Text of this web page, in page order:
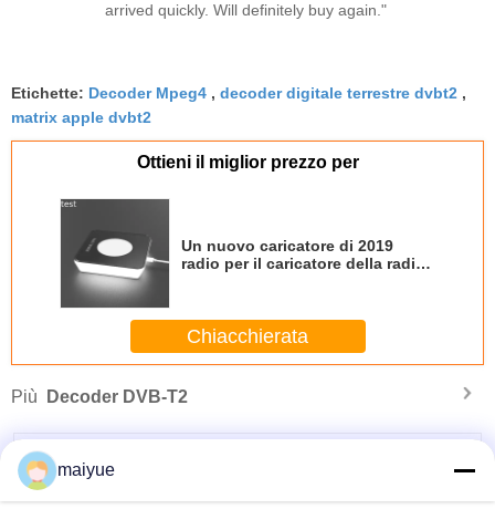
arrived quickly. Will definitely buy again."
Etichette: Decoder Mpeg4 , decoder digitale terrestre dvbt2 ,
matrix apple dvbt2
Ottieni il miglior prezzo per
Un nuovo caricatore di 2019
radio per il caricatore della radio
Chiacchierata
Più Decoder DVB-T2
maiyue